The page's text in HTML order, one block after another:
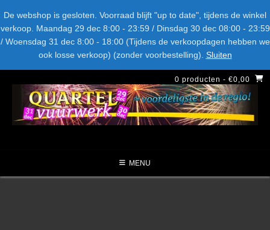
De webshop is gesloten. Voorraad blijft "up to date", tijdens de winkel
verkoop. Maandag 29 dec 8:00 - 23:59 / Dinsdag 30 dec 08:00 - 23:59
/ Woensdag 31 dec 8:00 - 18:00 (Tijdens de verkoopdagen hebben we
ook losse verkoop) (zonder voorbestelling). Sluiten
naar
inhoud
LEVERANCIERS TYPE AANBIEDINGEN CATEGORIE
NIEUW DIT JAAR
MENU
0 producten - €0,00